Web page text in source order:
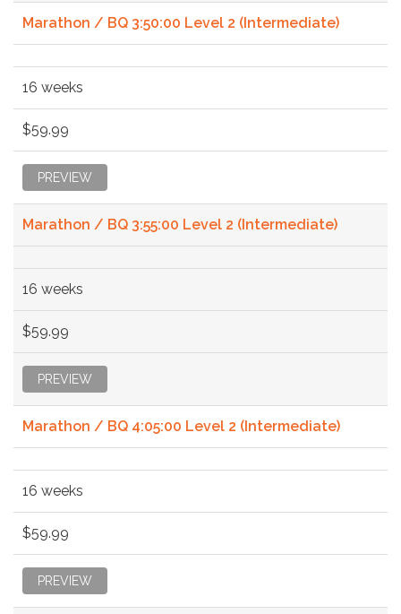
Marathon / BQ 3:50:00 Level 2 (Intermediate)
16 weeks
$59.99
PREVIEW
Marathon / BQ 3:55:00 Level 2 (Intermediate)
16 weeks
$59.99
PREVIEW
Marathon / BQ 4:05:00 Level 2 (Intermediate)
16 weeks
$59.99
PREVIEW